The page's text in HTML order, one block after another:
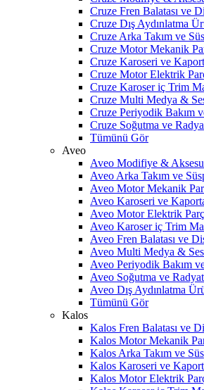
Cruze Fren Balatası ve
Cruze Dış Aydınlatma
Cruze Arka Takım ve
Cruze Motor Mekanik
Cruze Karoseri ve
Cruze Motor Elektrik
Cruze Karoser iç Trim
Cruze Multi Medya &
Cruze Periyodik Bakım
Cruze Soğutma ve
Tümünü Gör
Aveo
Aveo Modifiye &
Aveo Arka Takım ve
Aveo Motor Mekanik
Aveo Karoseri ve
Aveo Motor Elektrik
Aveo Karoser iç Trim
Aveo Fren Balatası ve
Aveo Multi Medya &
Aveo Periyodik Bakım
Aveo Soğutma ve
Aveo Dış Aydınlatma
Tümünü Gör
Kalos
Kalos Fren Balatası ve
Kalos Motor Mekanik
Kalos Arka Takım ve
Kalos Karoseri ve
Kalos Motor Elektrik